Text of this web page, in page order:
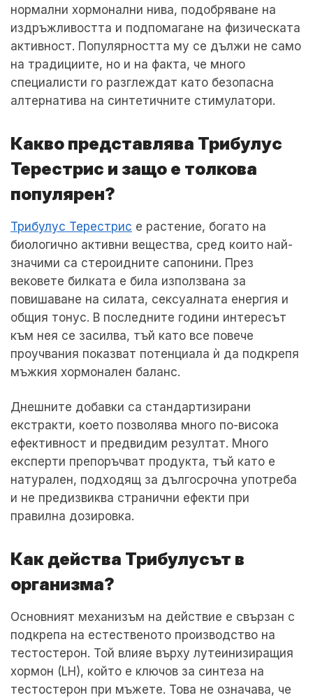
нормални хормонални нива, подобряване на
издръжливостта и подпомагане на физическата
активност. Популярността му се дължи не само
на традициите, но и на факта, че много
специалисти го разглеждат като безопасна
алтернатива на синтетичните стимулатори.
Какво представлява Трибулус
Терестрис и защо е толкова
популярен?
Трибулус Терестрис е растение, богато на
биологично активни вещества, сред които най-
значими са стероидните сапонини. През
вековете билката е била използвана за
повишаване на силата, сексуалната енергия и
общия тонус. В последните години интересът
към нея се засилва, тъй като все повече
проучвания показват потенциала ѝ да подкрепя
мъжкия хормонален баланс.
Днешните добавки са стандартизирани
екстракти, което позволява много по-висока
ефективност и предвидим резултат. Много
експерти препоръчват продукта, тъй като е
натурален, подходящ за дългосрочна употреба
и не предизвиква странични ефекти при
правилна дозировка.
Как действа Трибулусът в
организма?
Основният механизъм на действие е свързан с
подкрепа на естественото производство на
тестостерон. Той влияе върху лутеинизиращия
хормон (LH), който е ключов за синтеза на
тестостерон при мъжете. Това не означава, че